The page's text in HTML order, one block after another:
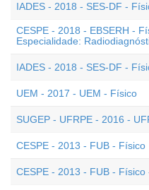
IADES - 2018 - SES-DF -
CESPE - 2018 - EBSERH -
Especialidade:
IADES - 2018 - SES-DF -
UEM - 2017 - UEM - Físico
SUGEP - UFRPE - 2016 -
CESPE - 2013 - FUB - Físico
CESPE - 2013 - FUB - Físico